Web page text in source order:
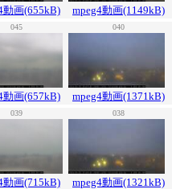
動画(655kB) mpeg4動画(1149kB)
045 040
動画(657kB) mpeg4動画(1371kB)
039 038
動画(715kB) mpeg4動画(1321kB)